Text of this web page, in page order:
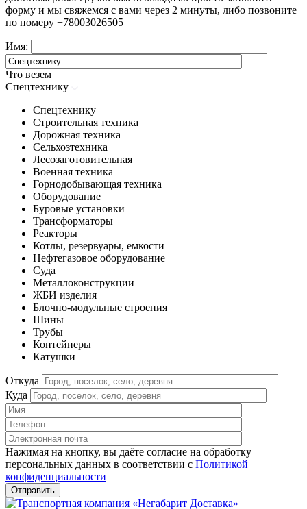
форму и мы свяжемся с вами через 2 минуты, либо позвоните
по номеру +78003026505
Имя:
Что везем
Спецтехнику
Спецтехнику
Строительная техника
Дорожная техника
Сельхозтехника
Лесозаготовительная
Военная техника
Горнодобывающая техника
Оборудование
Буровые установки
Трансформаторы
Реакторы
Котлы, резервуары, емкости
Нефтегазовое оборудование
Cуда
Металлоконструкции
ЖБИ изделия
Блочно-модульные строения
Шины
Трубы
Контейнеры
Катушки
Откуда
Куда
Нажимая на кнопку, вы даёте согласие на обработку
персональных данных в соответствии c Политикой
конфиденциальности